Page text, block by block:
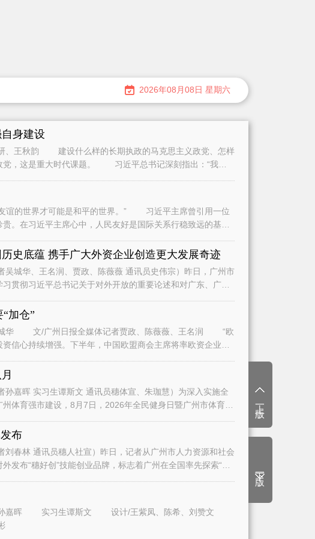
2026年08月08日 星期六
身建设
王秋韵 建设什么样的长期执政的马克思主义政党、怎样
党，这是重大时代课题。 习近平总书记深刻指出：“我们
的世界才可能是和平的世界。” 习近平主席曾引用一位
。在习近平主席心中，人民友好是国际关系行稳致远的基
史底蕴 携手广大外资企业创造更大发展奇迹
城华、王名润、贾政、陈薇薇 通讯员史伟宗）昨日，广州市
贯彻习近平总书记关于对外开放的重要论述和对广东、广州
加仓”
文/广州日报全媒体记者贾政、陈薇薇、王名润 “欧
信心持续增强。下半年，中国欧盟商会主席将率欧资企业代
嘉晖 实习生谭斯文 通讯员穗体宣、朱珈慧）为深入实施全
体育强市建设，8月7日，2026年全民健身日暨广州市体育
布
春林 通讯员穗人社宣）昨日，记者从广州市人力资源和社会
发布“穗好创”技能创业品牌，标志着广州在全国率先探索“技
希、刘赞文